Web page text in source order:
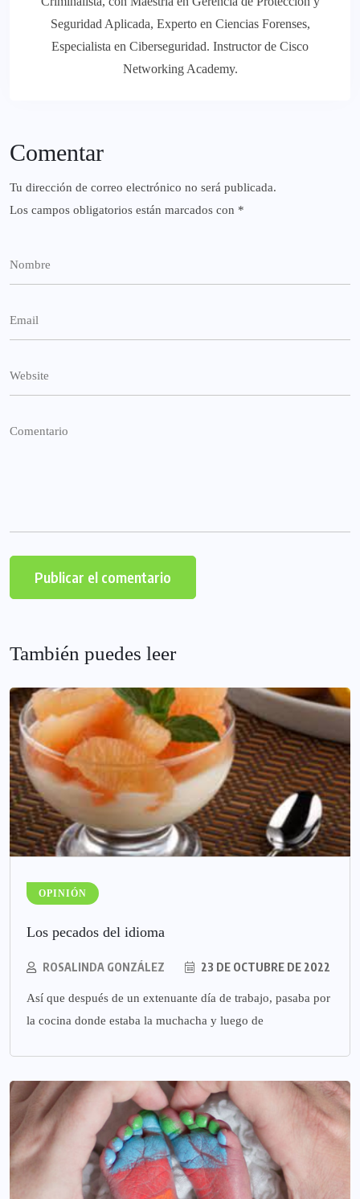
Seguridad Aplicada, Experto en Ciencias Forenses,
Especialista en Ciberseguridad. Instructor de Cisco
Networking Academy.
Comentar
Tu dirección de correo electrónico no será publicada.
Los campos obligatorios están marcados con *
También puedes leer
OPINIÓN
Los pecados del idioma
ROSALINDA GONZÁLEZ 23 DE OCTUBRE DE 2022
Así que después de un extenuante día de trabajo, pasaba por
la cocina donde estaba la muchacha y luego de